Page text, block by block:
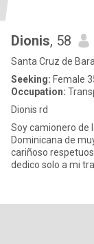
Dionis, 58
Santa Cruz de
Seeking: Female
Occupation:
Dionis rd
Soy camionero de largo
Dominicana de muy buen
cariñoso
dedico solo a mi